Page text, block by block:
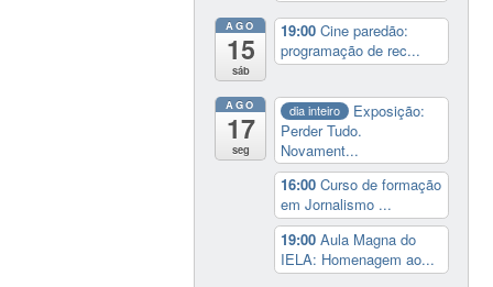
AGO
15
sáb
19:00Cine paredão:
programação de rec...
AGO
17
seg
dia inteiro
Exposição:
Perder Tudo.
Novament...
16:00Curso de formação
em Jornalismo ...
19:00Aula Magna do
IELA: Homenagem ao...